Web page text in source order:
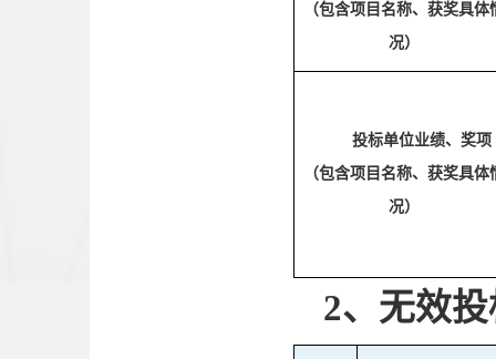
（包含项目名称、获奖具体
况）
投标单位业绩、奖项
（包含项目名称、获奖具体
况）
2、 无效